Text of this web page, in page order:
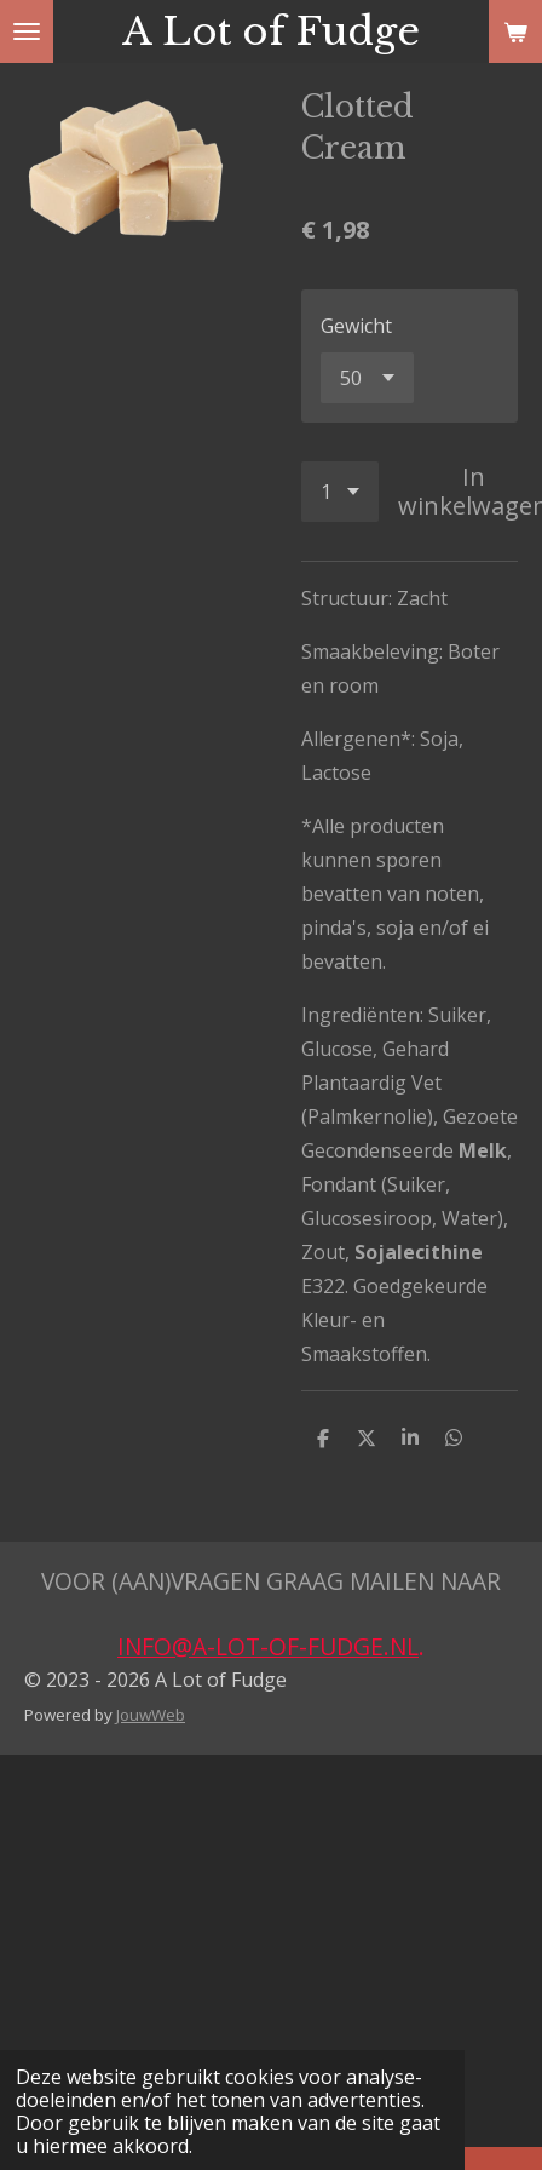
Deze website gebruikt cookies voor analyse-
doeleinden en/of het tonen van advertenties.
Door gebruik te blijven maken van de site gaat
u hiermee akkoord.
Ga
direct
hoofdinhoud
A Lot of Fudge
Clotted
Cream
€ 1,98
Gewicht
In
Structuur: Zacht
Smaakbeleving: Boter
en room
Allergenen*: Soja,
Lactose
*Alle producten
kunnen sporen
bevatten van noten,
pinda's, soja en/of ei
bevatten.
Ingrediënten: Suiker,
Glucose, Gehard
Plantaardig Vet
(Palmkernolie), Gezoete
Gecondenseerde Melk,
Fondant (Suiker,
Glucosesiroop, Water),
Zout, Sojalecithine
E322. Goedgekeurde
Kleur- en
Smaakstoffen.
D
D
S
D
VOOR (AAN)VRAGEN GRAAG MAILEN NAAR
INFO@A-LOT-OF-FUDGE.NL.
© 2023 - 2026 A Lot of Fudge
Powered by JouwWeb